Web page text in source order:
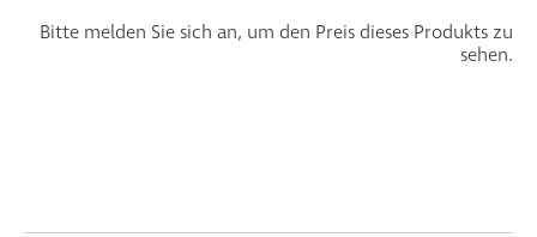
Bitte melden Sie sich an, um den Preis dieses Produkts zu
sehen.